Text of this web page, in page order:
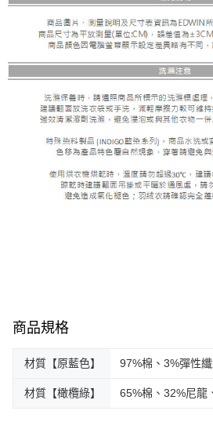
商品規格
材質【原藍色】 97%棉、3%彈性
材質【橄欖綠】 65%棉、32%尼龍